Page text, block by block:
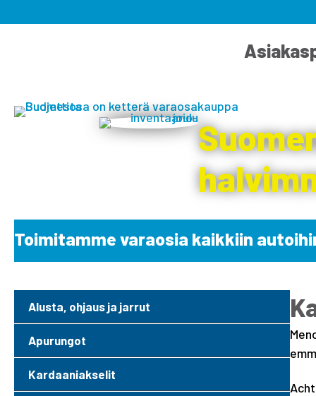
Toimitamme varaosia kaikkiin
Alusta, ohjaus ja jarrut
Apurungot
Kardaaniakselit